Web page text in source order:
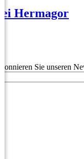
Hermagor
Sie unseren